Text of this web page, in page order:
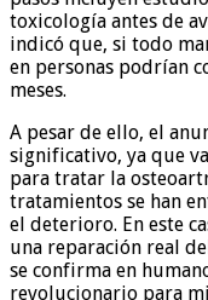
toxicología antes de
indicó que, si todo
en personas podrían
meses.
A pesar de ello, el
significativo, ya que
para tratar la
tratamientos se han
el deterioro. En este
una reparación real
se confirma en
revolucionario para